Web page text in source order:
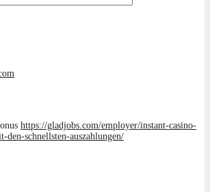
https://gladjobs.com/employer/instant-casino-
den-schnellsten-auszahlungen/